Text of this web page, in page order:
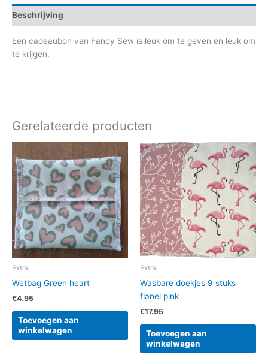
Beschrijving
Een cadeaubon van Fancy Sew is leuk om te geven en leuk om
te krijgen.
Gerelateerde producten
Extra
Wetbag Green heart
€4.95
Toevoegen aan
winkelwagen
Extra
Wasbare doekjes 9 stuks
flanel pink
€17.95
Toevoegen aan
winkelwagen